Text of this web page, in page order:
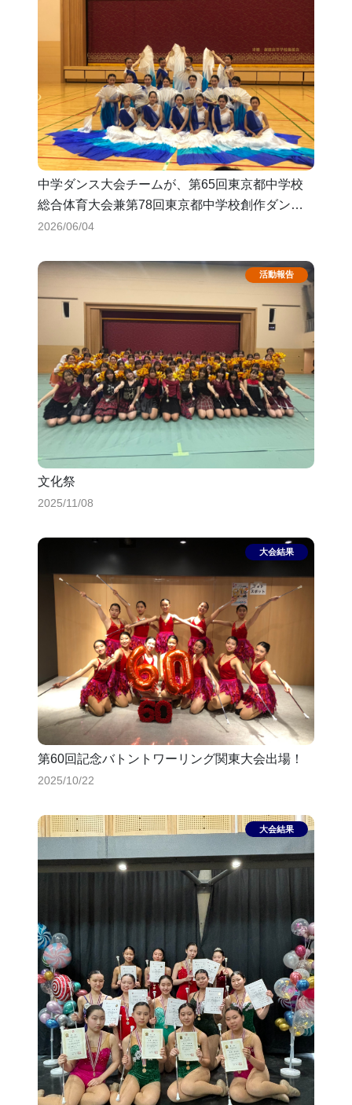
中学ダンス大会チームが、第65回東京都中学校
総合体育大会兼第78回東京都中学校創作ダンス
コンクールに出場します！
2026/06/04
文化祭
2025/11/08
第60回記念バトントワーリング関東大会出場！
2025/10/22